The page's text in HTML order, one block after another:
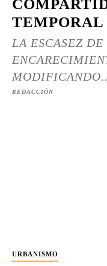
TEMPORAL
LA ESCASEZ
REDACCIÓN
URBANISMO